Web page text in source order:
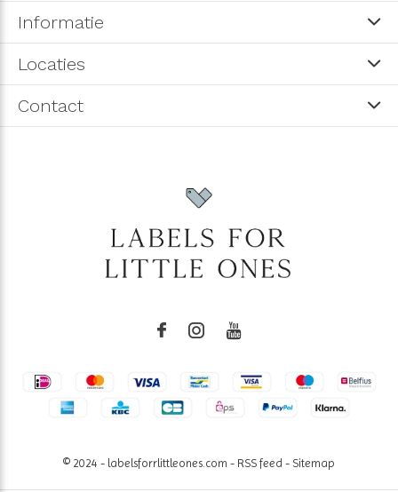
Informatie
Locaties
Contact
© 2024 - labelsforrlittleones.com - RSS feed - Sitemap